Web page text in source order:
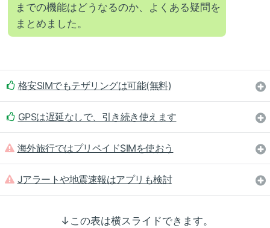
までの機能はどうなるのか、よくある疑問を
まとめました。
格安SIMでもテザリングは可能(無料)
GPSは遅延なしで、引き続き使えます
海外旅行ではプリペイドSIMを使おう
Jアラートや地震速報はアプリも検討
↓この表は横スライドできます。